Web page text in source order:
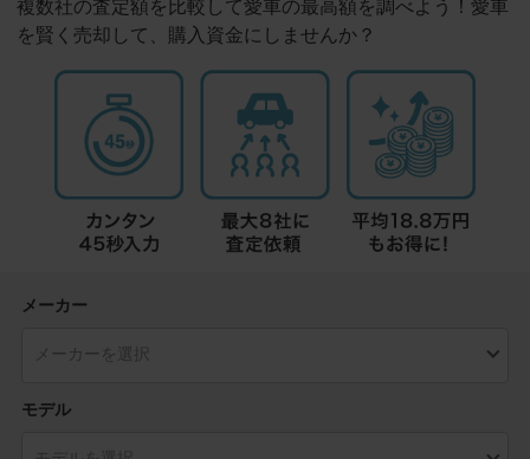
複数社の査定額を比較して愛車の最高額を調べよう！愛車
を賢く売却して、購入資金にしませんか？
メーカー
モデル